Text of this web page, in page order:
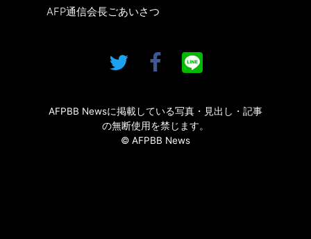
AFP通信会長ごあいさつ
AFPBB Newsに掲載している写真・見出し・記事
の無断使用を禁じます。
© AFPBB News